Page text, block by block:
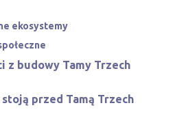
ekosystemy
z budowy Tamy Trzech
przed Tamą Trzech